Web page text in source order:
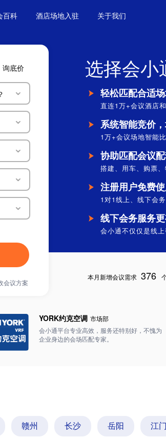
百科 酒店场地入驻 关于我们
询底价
会议方案
选择会小
轻松匹配合适
直连1万+会议酒店
系统智能竞价
1万+会议场地智能
协助匹配会议
搭建、用车、购票
注册用户免费
1对1线上、线下会
线下会务服务
会小通不仅仅是线
本月新增会议需求 376
YORK约克空调 市场部
会小通平台专业高效，服务还特别好，不愧为
企业身边的会场匹配专家。
赣州 长沙 岳阳 江门